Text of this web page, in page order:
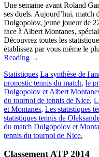
Une semaine avant Roland
ses duels. Aujourd’hui, match
Dolgopolov, jeune joueur de
face à Albert Montanes,
Découvrez toutes les
établissez par vous même le
Reading →
Statistiques La synthèse de
pronostic tennis du match, le
Dolgopolov et Albert
du tournoi de tennis de Nice,
et Montanes, Les statistiques
statistiques tennis de
du match Dolgopolov et
tennis du tournoi de Nice.
Classement ATP 2014